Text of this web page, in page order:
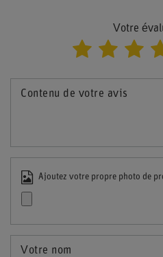
Votre
Contenu de votre avis
Ajoutez votre propre photo de
Votre nom